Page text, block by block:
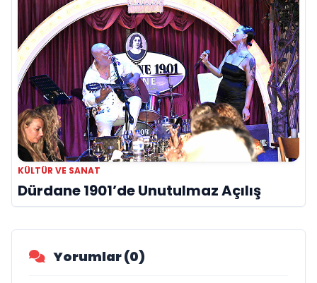
KÜLTÜR VE SANAT
Dürdane 1901’de Unutulmaz Açılış
Yorumlar (0)